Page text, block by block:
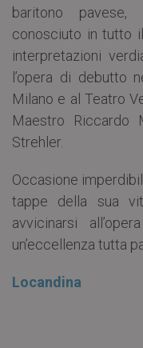
baritono
conosciuto in tutto
interpretazioni
l’opera di debutto
Milano e al Teatro
Maestro
Strehler.
Occasione
tappe della sua
avvicinarsi
un’eccellenza tutta
Locandina